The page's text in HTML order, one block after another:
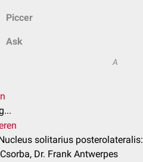
Piccer
Ask
A
solitarius posterolateralis:
Dr. Frank Antwerpes